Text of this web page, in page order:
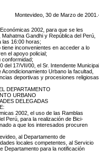
Montevideo, 30 de Marzo de 2001
2002, para que se les
Gandhi y República del Perú,
las 16:00 horas;
tiene inconvenientes en acceder a lo
el apoyo policial;
conformidad;
del 17/VII/00, el Sr. Intendente Municipal
Urbano la facultad,
deportivas y procesiones religiosas
DEPARTAMENTO
URBANO
DELEGADAS
2002, el uso de las Ramblas
Perú, para la realización de Bici-
a que los interesados procuren
al Departamento de
locales competentes, al Servicio
Departamento para la notificación